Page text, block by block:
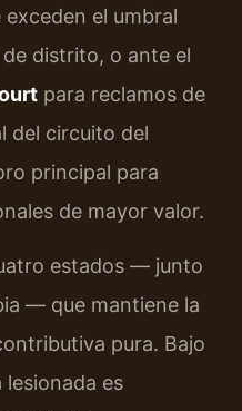
el umbral
distrito, o ante el
para reclamos de
del circuito del
principal para
de mayor valor.
estados — junto
— que mantiene la
pura. Bajo
lesionada es